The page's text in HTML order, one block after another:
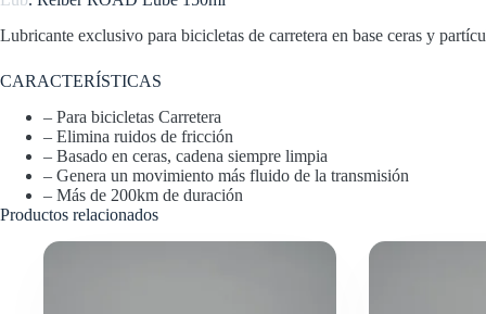
Lubricante exclusivo para bicicletas de carretera en base ceras y
CARACTERÍSTICAS
– Para bicicletas Carretera
– Elimina ruidos de fricción
– Basado en ceras, cadena siempre limpia
– Genera un movimiento más fluido de la transmisión
– Más de 200km de duración
Productos relacionados